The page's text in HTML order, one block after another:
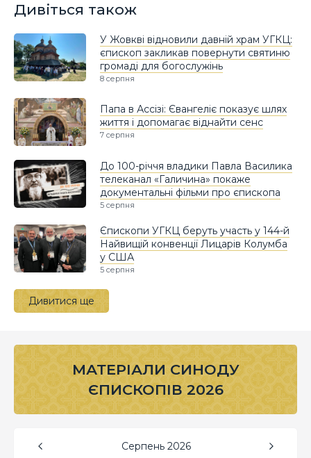
Дивіться також
У Жовкві відновили давній храм УГКЦ:
єпископ закликав повернути святиню
громаді для богослужінь
8 серпня
Папа в Ассізі: Євангеліє показує шлях
життя і допомагає віднайти сенс
7 серпня
До 100-річчя владики Павла Василика
телеканал «Галичина» покаже
документальні фільми про єпископа
5 серпня
Єпископи УГКЦ беруть участь у 144-й
Найвищій конвенції Лицарів Колумба
у США
5 серпня
Дивитися ще
МАТЕРІАЛИ СИНОДУ
ЄПИСКОПІВ 2026
Серпень 2026